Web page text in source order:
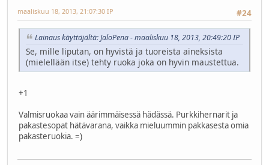
#24
maaliskuu 18, 2013, 21:07:30 IP
Lainaus käyttäjältä: JaloPena - maaliskuu 18, 2013, 20:49:20 IP
Se, mille liputan, on hyvistä ja tuoreista aineksista
(mielellään itse) tehty ruoka joka on hyvin maustettua.
+1
Valmisruokaa vain äärimmäisessä hädässä. Purkkihernarit ja
pakastesopat hätävarana, vaikka mieluummin pakkasesta omia
pakasteruokia. =)